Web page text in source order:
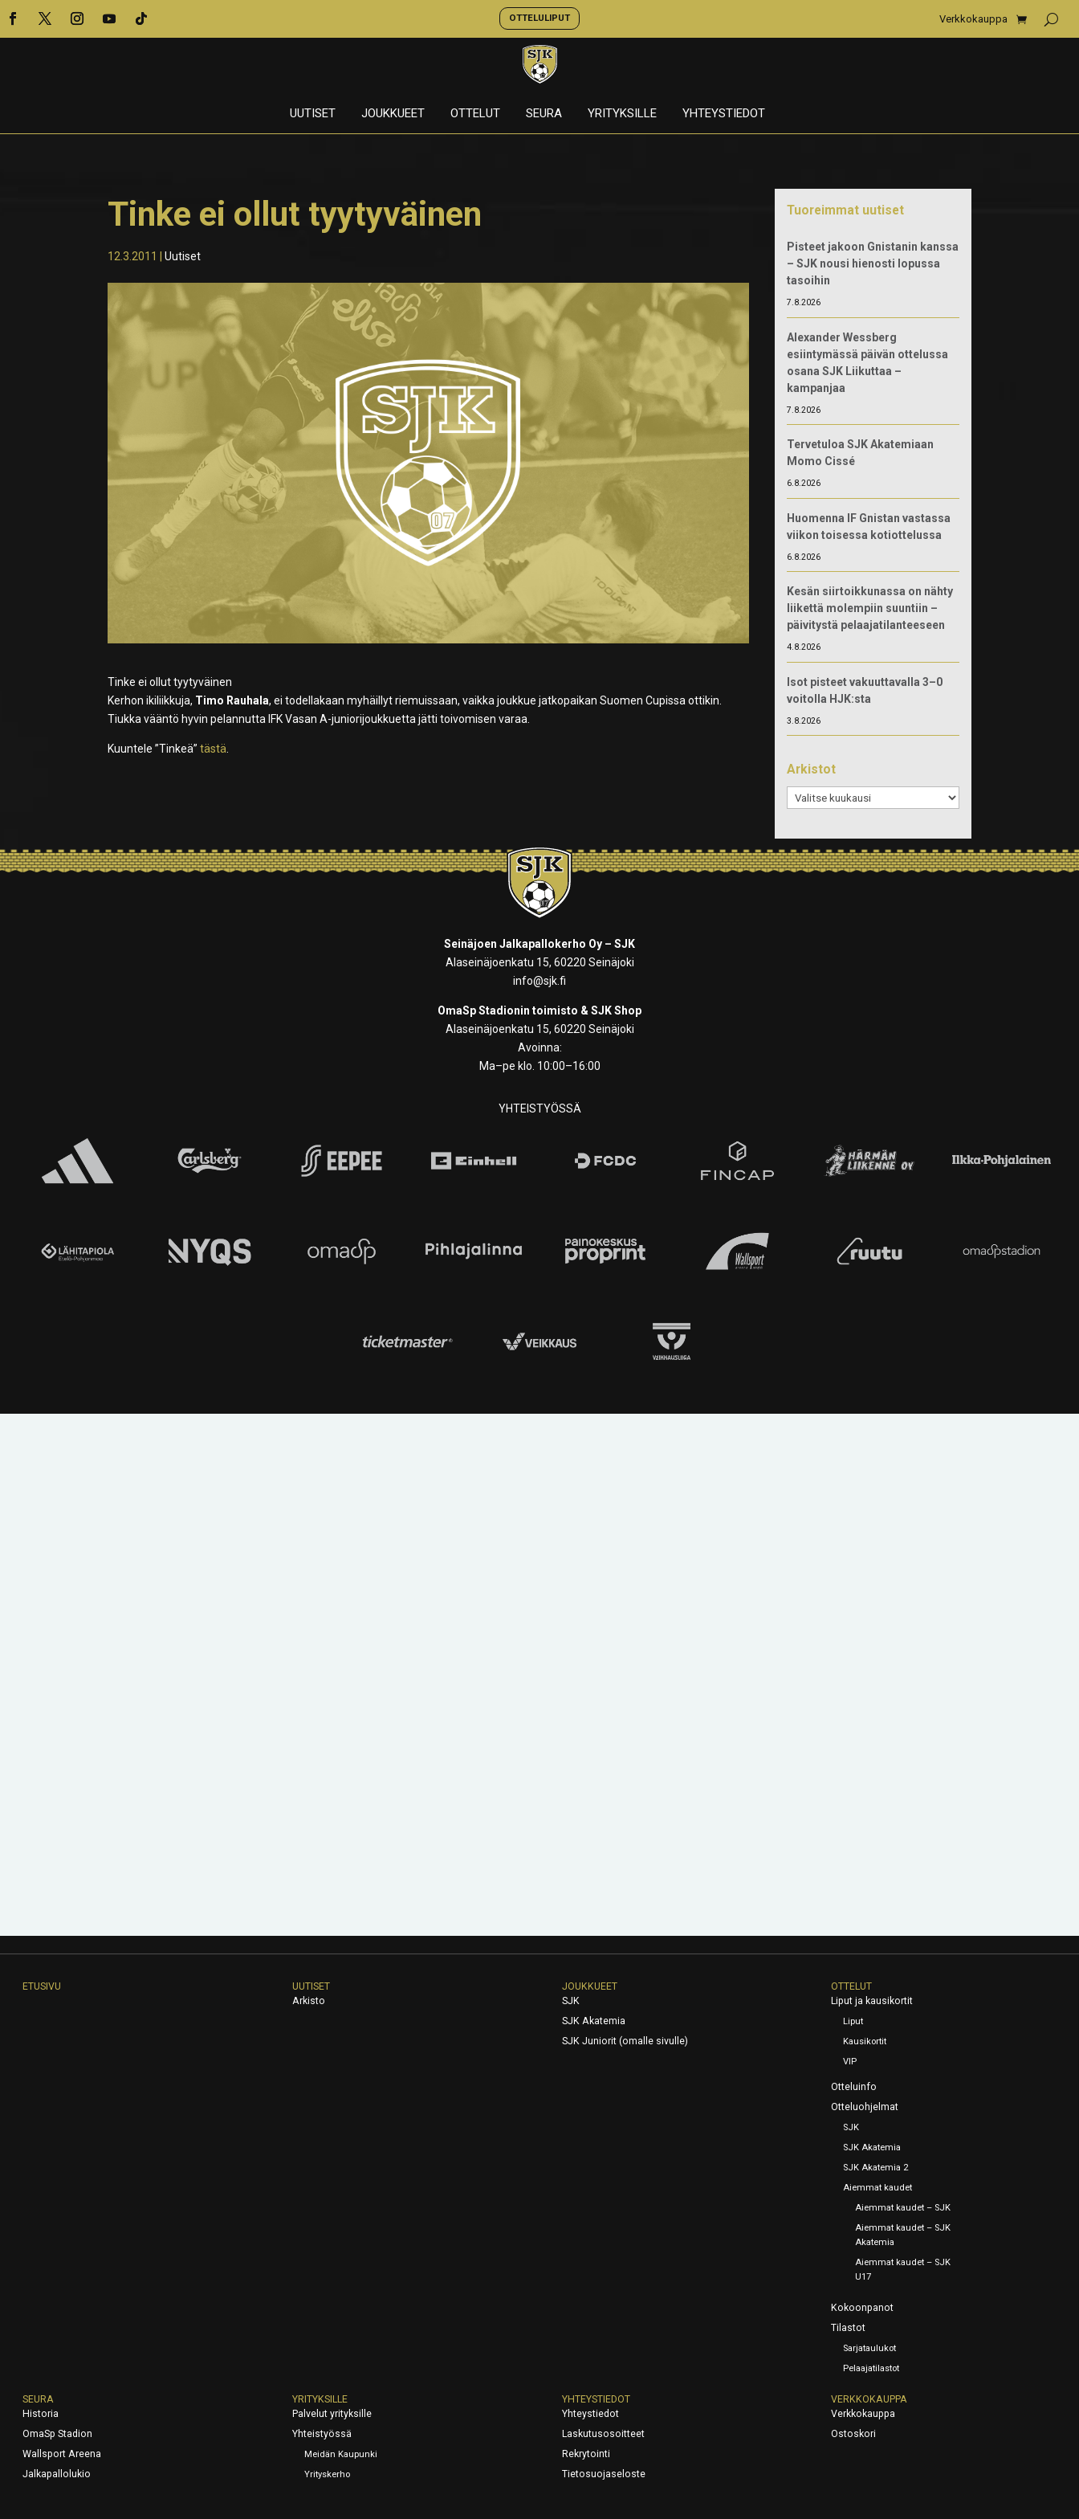
OTTELULIPUT Verkkokauppa
UUTISET JOUKKUEET OTTELUT SEURA YRITYKSILLE YHTEYSTIEDOT
Tinke ei ollut tyytyväinen
12.3.2011 |Uutiset
Tinke ei ollut tyytyväinen
Kerhon ikiliikkuja, Timo Rauhala, ei todellakaan myhäillyt riemuissaan, vaikka joukkue jatkopaikan Suomen Cupissa ottikin.
Tiukka vääntö hyvin pelannutta IFK Vasan A-juniorijoukkuetta jätti toivomisen varaa.
Kuuntele ”Tinkeä”tästä.
Tuoreimmat uutiset
Pisteet jakoon Gnistanin kanssa
– SJK nousi hienosti lopussa
tasoihin
7.8.2026
Alexander Wessberg
esiintymässä päivän ottelussa
osana SJK Liikuttaa –
kampanjaa
7.8.2026
Tervetuloa SJK Akatemiaan
Momo Cissé
6.8.2026
Huomenna IF Gnistan vastassa
viikon toisessa kotiottelussa
6.8.2026
Kesän siirtoikkunassa on nähty
liikettä molempiin suuntiin –
päivitystä pelaajatilanteeseen
4.8.2026
Isot pisteet vakuuttavalla 3–0
voitolla HJK:sta
3.8.2026
Arkistot
Arkistot
Seinäjoen Jalkapallokerho Oy – SJK
Alaseinäjoenkatu 15, 60220 Seinäjoki
info@sjk.fi
OmaSp Stadionin toimisto & SJK Shop
Alaseinäjoenkatu 15, 60220 Seinäjoki
Avoinna:
Ma–pe klo. 10:00–16:00
YHTEISTYÖSSÄ
ETUSIVU
UUTISET
Arkisto
JOUKKUEET
SJK
SJK Akatemia
SJK Juniorit (omalle sivulle)
OTTELUT
Liput ja kausikortit
Liput
Kausikortit
VIP
Otteluinfo
Otteluohjelmat
SJK
SJK Akatemia
SJK Akatemia 2
Aiemmat kaudet
Aiemmat kaudet – SJK
Aiemmat kaudet – SJK
Akatemia
Aiemmat kaudet – SJK
U17
Kokoonpanot
Tilastot
Sarjataulukot
Pelaajatilastot
SEURA
Historia
OmaSp Stadion
Wallsport Areena
Jalkapallolukio
YRITYKSILLE
Palvelut yrityksille
Yhteistyössä
Meidän Kaupunki
Yrityskerho
YHTEYSTIEDOT
Yhteystiedot
Laskutusosoitteet
Rekrytointi
Tietosuojaseloste
VERKKOKAUPPA
Verkkokauppa
Ostoskori